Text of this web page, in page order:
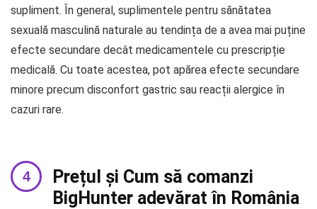
supliment. În general, suplimentele pentru sănătatea
sexuală masculină naturale au tendința de a avea mai puține
efecte secundare decât medicamentele cu prescripție
medicală. Cu toate acestea, pot apărea efecte secundare
minore precum disconfort gastric sau reacții alergice în
cazuri rare.
Prețul și Cum să comanzi
BigHunter adevărat în România